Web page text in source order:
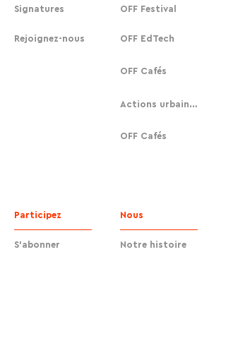
Signatures
Rejoignez-nous
OFF Festival
OFF EdTech
OFF Cafés
Actions urbaines
OFF Cafés
Participez
S'abonner
Nous
Notre histoire